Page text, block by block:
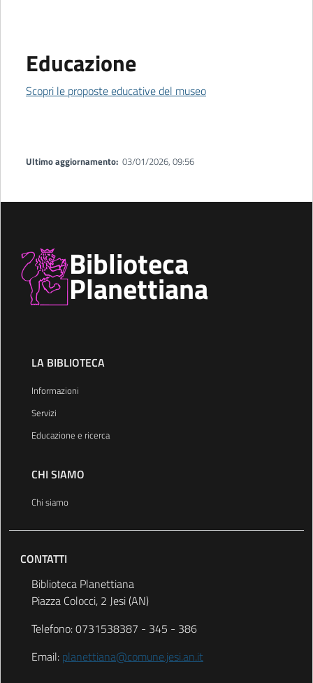
Educazione
Scopri le proposte educative del museo
Ultimo aggiornamento: 03/01/2026, 09:56
Biblioteca
Planettiana
LA BIBLIOTECA
Informazioni
Servizi
Educazione e ricerca
CHI SIAMO
Chi siamo
CONTATTI
Biblioteca Planettiana
Piazza Colocci, 2 Jesi (AN)
Telefono: 0731538387 - 345 - 386
Email: planettiana@comune.jesi.an.it